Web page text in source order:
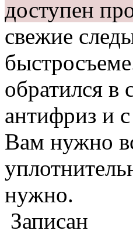
доступен
свежие
обратился в
антифриз и
Вам нужно
нужно.
Записан